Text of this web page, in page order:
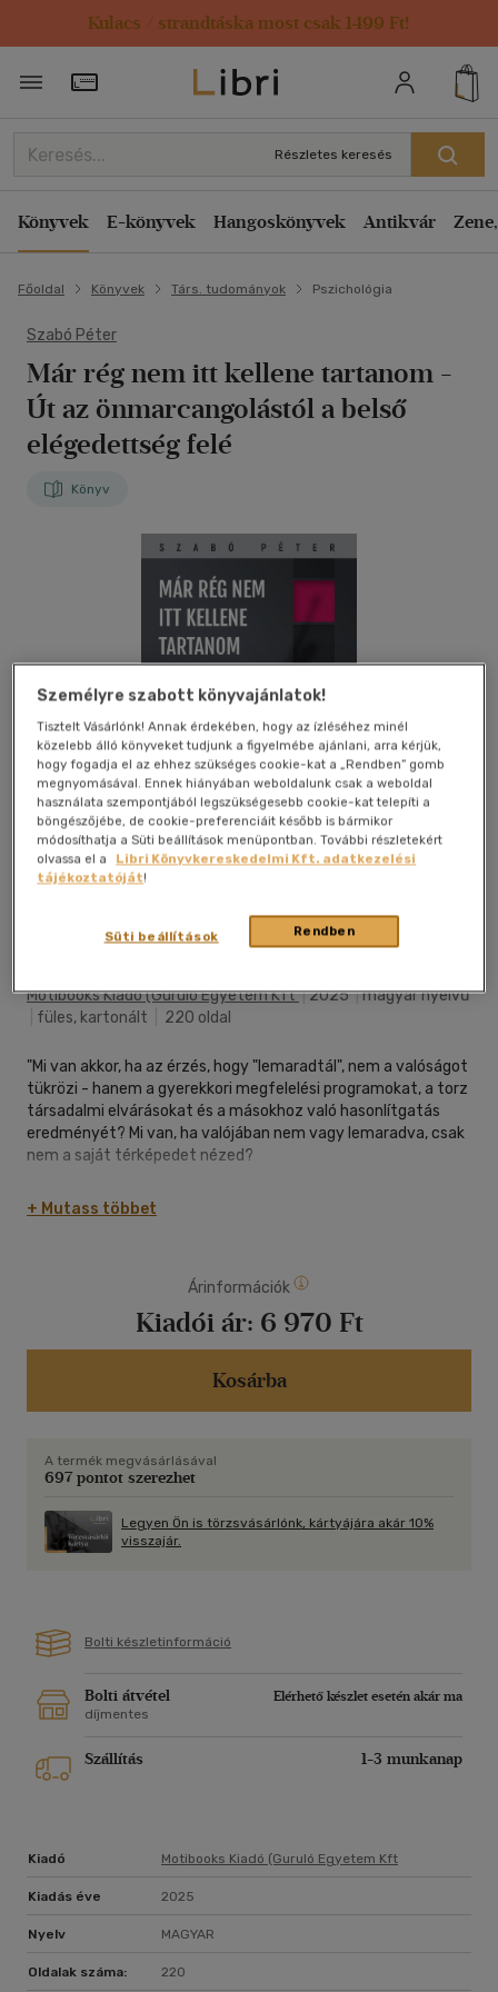
Kulacs / strandtáska most csak 1499 Ft!
Törzsvásárlói Kártya adatai
Részletes keresés
Könyvek E-könyvek Hangoskönyvek Antikvár
Főoldal Könyvek Társ. tudományok Pszichológia
Szabó Péter
Már rég nem itt kellene tartanom -
Út az önmarcangolástól a belső
elégedettség felé
Könyv
Megosztom
Motibooks Kiadó (guruló Egyetem Kft|2025|magyar nyelvű
füles, kartonált 220 oldal
"Mi van akkor, ha az érzés, hogy "lemaradtál", nem a valóságot
tükrözi - hanem a gyerekkori megfelelési programokat, a torz
társadalmi elvárásokat és a másokhoz való hasonlítgatás
eredményét? Mi van, ha valójában nem vagy lemaradva, csak
nem a saját térképedet nézed?
Ez a könyv neked szól, ha szoktad úgy érezni, hogy már rég
nem itt kellene tartanod életed valamelyik, vagy akár
mindennapjainkat. Kilopja belőle az örömöt, a könnyedséget,
és azt, hogy felszabadultan tudjunk élni. Pedig mindannyian
Ez a könyv a segítségedre lehet abban, hogy még inkább
recepteket. Viszont segít megérteni, miért érzed úgy, hogy
máshol kellene tartanod - és azt is, hogy ez a gondolat miért
nem igaz.
Néhány kérdés és felismerés, amivel találkozni fogsz:
- Miért olyan nehéz kimondani, hogy "nem vagyok jól"?
Nem mutat irányt, nem mondja meg, hova "kellene" tartanod.
fordulni. És közben, valahol a lapok között, talán elkezded
újraértelmezni az iránytűdet."
+ Mutass többet
Árinformációk
Kiadói ár: 6 970 Ft
Kosárba
A termék megvásárlásával
697 pontot szerezhet
Legyen Ön is törzsvásárlónk, kártyájára akár 10%
visszajár.
Bolti készletinformáció
Bolti átvétel
Elérhető készlet esetén akár ma
díjmentes
Szállítás 1-3 munkanap
Kiadó Motibooks Kiadó (guruló Egyetem Kft
Kiadás éve 2025
Nyelv MAGYAR
Oldalak száma: 220
Személyre szabott könyvajánlatok!
Tisztelt Vásárlónk! Annak érdekében, hogy az ízléséhez minél
közelebb álló könyveket tudjunk a figyelmébe ajánlani, arra kérjük,
hogy fogadja el az ehhez szükséges cookie-kat a „Rendben” gomb
megnyomásával. Ennek hiányában weboldalunk csak a weboldal
használata szempontjából legszükségesebb cookie-kat telepíti a
böngészőjébe, de cookie-preferenciáit később is bármikor
módosíthatja a Süti beállítások menüpontban. További részletekért
olvassa el a
Libri Könyvkereskedelmi Kft. adatkezelési
tájékoztatóját!
Rendben
Süti beállítások